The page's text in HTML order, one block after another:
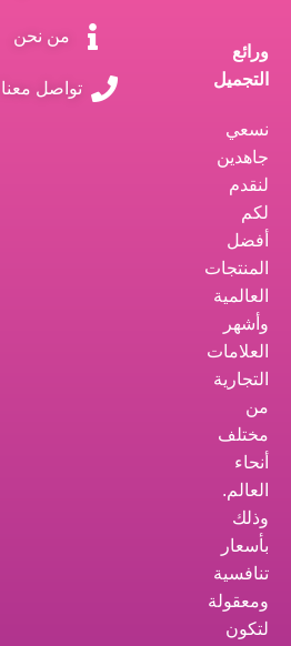
ورائع
التجميل
نسعي
جاهدين
لنقدم
لكم
أفضل
المنتجات
العالمية
وأشهر
العلامات
التجارية
من
مختلف
أنحاء
العالم.
وذلك
بأسعار
تنافسية
ومعقولة
لتكون
من نحن
تواصل معنا